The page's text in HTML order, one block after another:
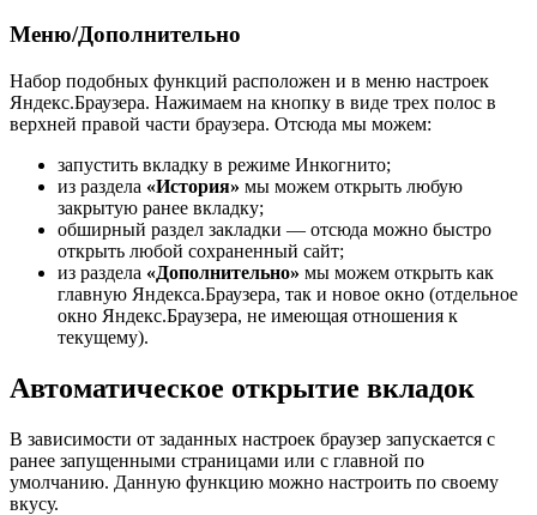
Меню/Дополнительно
Набор подобных функций расположен и в меню настроек
Яндекс.Браузера. Нажимаем на кнопку в виде трех полос в
верхней правой части браузера. Отсюда мы можем:
запустить вкладку в режиме Инкогнито;
из раздела «История» мы можем открыть любую
закрытую ранее вкладку;
обширный раздел закладки — отсюда можно быстро
открыть любой сохраненный сайт;
из раздела «Дополнительно» мы можем открыть как
главную Яндекса.Браузера, так и новое окно (отдельное
окно Яндекс.Браузера, не имеющая отношения к
текущему).
Автоматическое открытие вкладок
В зависимости от заданных настроек браузер запускается с
ранее запущенными страницами или с главной по
умолчанию. Данную функцию можно настроить по своему
вкусу.